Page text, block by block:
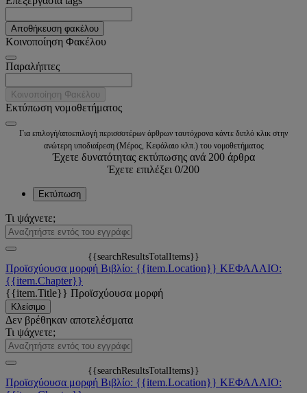
Αποθήκευση φακέλου
Κοινοποίηση Φακέλου
Παραλήπτες
Κοινοποίηση Φακέλου
Εκτύπωση νομοθετήματος
Για επιλογή/αποεπιλογή περισσοτέρων άρθρων ταυτόχρονα κάντε διπλό κλικ στην
ανώτερη υποδιαίρεση (Μέρος, Κεφάλαιο κλπ.) του νομοθετήματος
Έχετε δυνατότητας εκτύπωσης ανά 200 άρθρα
Έχετε επιλέξει 0/200
Εκτύπωση
Τι ψάχνετε;
{{searchResultsTotalItems}}
Προϊσχύουσα μορφή Βιβλίο: {{item.Location}} ΚΕΦΑΛΑΙΟ:
{{item.Chapter}}
{{item.Title}} Προϊσχύουσα μορφή
Κλείσιμο
Δεν βρέθηκαν αποτελέσματα
Τι ψάχνετε;
{{searchResultsTotalItems}}
Προϊσχύουσα μορφή Βιβλίο: {{item.Location}} ΚΕΦΑΛΑΙΟ: